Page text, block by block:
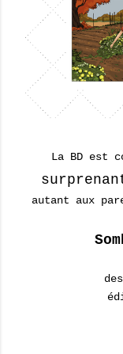
La BD est
autant aux